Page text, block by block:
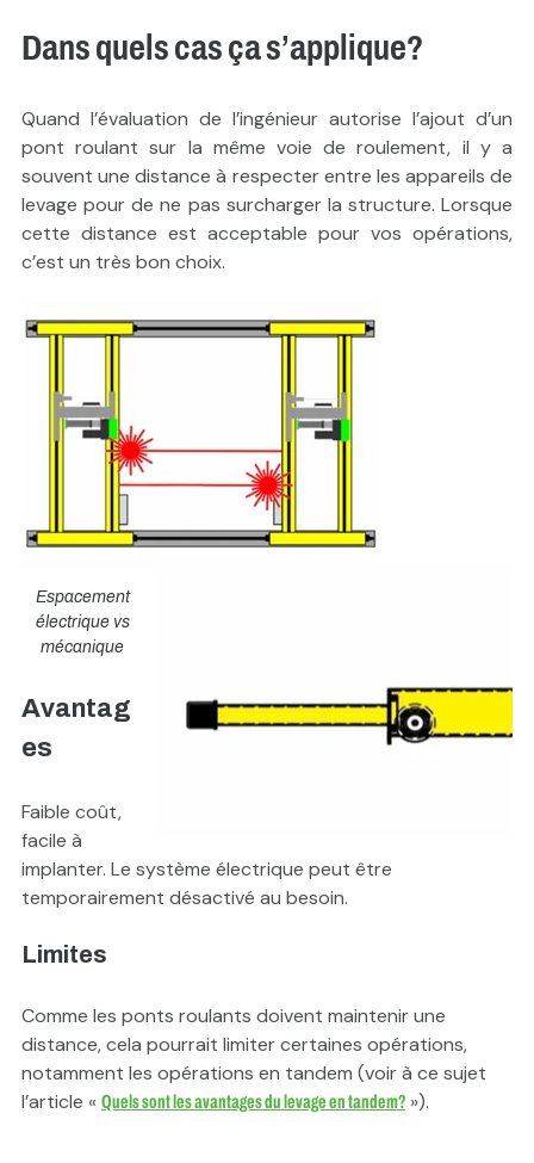
Dans quels cas ça s’applique?
Quand l’évaluation de l’ingénieur autorise l’ajout d’un
pont roulant sur la même voie de roulement, il y a
souvent une distance à respecter entre les appareils de
levage pour de ne pas surcharger la structure. Lorsque
cette distance est acceptable pour vos opérations,
c’est un très bon choix.
Espacement
électrique vs
mécanique
Avantag
es
Faible coût,
facile à
implanter. Le système électrique peut être
temporairement désactivé au besoin.
Limites
Comme les ponts roulants doivent maintenir une
distance, cela pourrait limiter certaines opérations,
notamment les opérations en tandem (voir à ce sujet
l’article « Quels sont les avantages du levage en tandem? »).